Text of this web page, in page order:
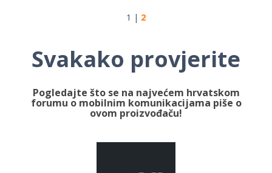
1 | 2
Svakako provjerite
Pogledajte što se na najvećem hrvatskom
forumu o mobilnim komunikacijama piše o
ovom proizvođaču!